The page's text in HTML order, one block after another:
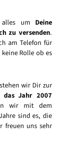
um Deine
zu versenden.
am Telefon für
Rolle ob es
wir Dir zur
das Jahr 2007
wir mit dem
sind es, die
freuen uns sehr